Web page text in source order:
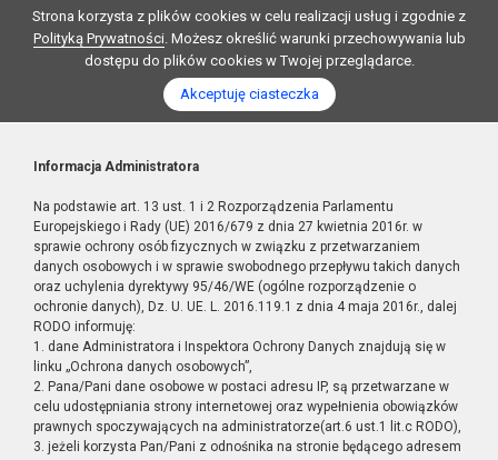
Strona korzysta z plików cookies w celu realizacji usług i zgodnie z
Polityką Prywatności. Możesz określić warunki przechowywania lub
dostępu do plików cookies w Twojej przeglądarce.
Akceptuję ciasteczka
Informacja Administratora
Na podstawie art. 13 ust. 1 i 2 Rozporządzenia Parlamentu
Europejskiego i Rady (UE) 2016/679 z dnia 27 kwietnia 2016r. w
sprawie ochrony osób fizycznych w związku z przetwarzaniem
danych osobowych i w sprawie swobodnego przepływu takich danych
oraz uchylenia dyrektywy 95/46/WE (ogólne rozporządzenie o
ochronie danych), Dz. U. UE. L. 2016.119.1 z dnia 4 maja 2016r., dalej
RODO informuję:
1. dane Administratora i Inspektora Ochrony Danych znajdują się w
linku „Ochrona danych osobowych”,
2. Pana/Pani dane osobowe w postaci adresu IP, są przetwarzane w
celu udostępniania strony internetowej oraz wypełnienia obowiązków
prawnych spoczywających na administratorze(art.6 ust.1 lit.c RODO),
3. jeżeli korzysta Pan/Pani z odnośnika na stronie będącego adresem